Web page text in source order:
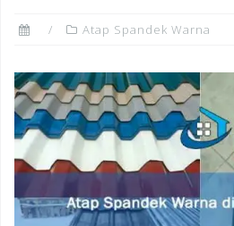
Atap Spandek Warna